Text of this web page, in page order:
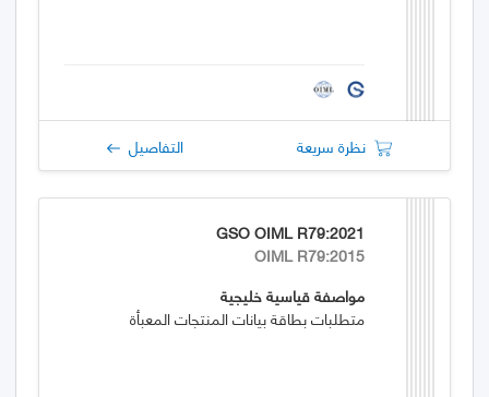
نظرة سريعة التفاصيل
GSO OIML R79:2021
OIML R79:2015
مواصفة قياسية خليجية
متطلبات بطاقة بيانات المنتجات المعبأة